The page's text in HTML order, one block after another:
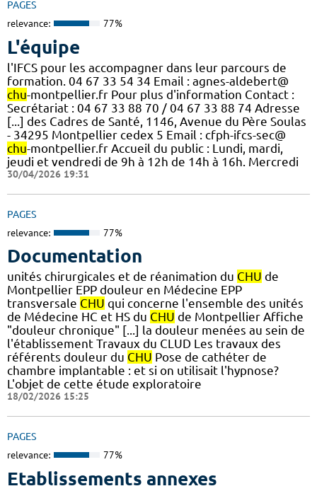
PAGES
relevance: 77%
L'équipe
l'IFCS pour les accompagner dans leur parcours de
formation. 04 67 33 54 34 Email : agnes-aldebert@
chu-montpellier.fr Pour plus d'information Contact :
Secrétariat : 04 67 33 88 70 / 04 67 33 88 74 Adresse
[...] des Cadres de Santé, 1146, Avenue du Père Soulas
- 34295 Montpellier cedex 5 Email : cfph-ifcs-sec@
chu-montpellier.fr Accueil du public : Lundi, mardi,
jeudi et vendredi de 9h à 12h de 14h à 16h. Mercredi
30/04/2026 19:31
PAGES
relevance: 77%
Documentation
unités chirurgicales et de réanimation du CHU de
Montpellier EPP douleur en Médecine EPP
transversale CHU qui concerne l'ensemble des unités
de Médecine HC et HS du CHU de Montpellier Affiche
"douleur chronique" [...] la douleur menées au sein de
l'établissement Travaux du CLUD Les travaux des
référents douleur du CHU Pose de cathéter de
chambre implantable : et si on utilisait l'hypnose?
L'objet de cette étude exploratoire
18/02/2026 15:25
PAGES
relevance: 77%
Etablissements annexes